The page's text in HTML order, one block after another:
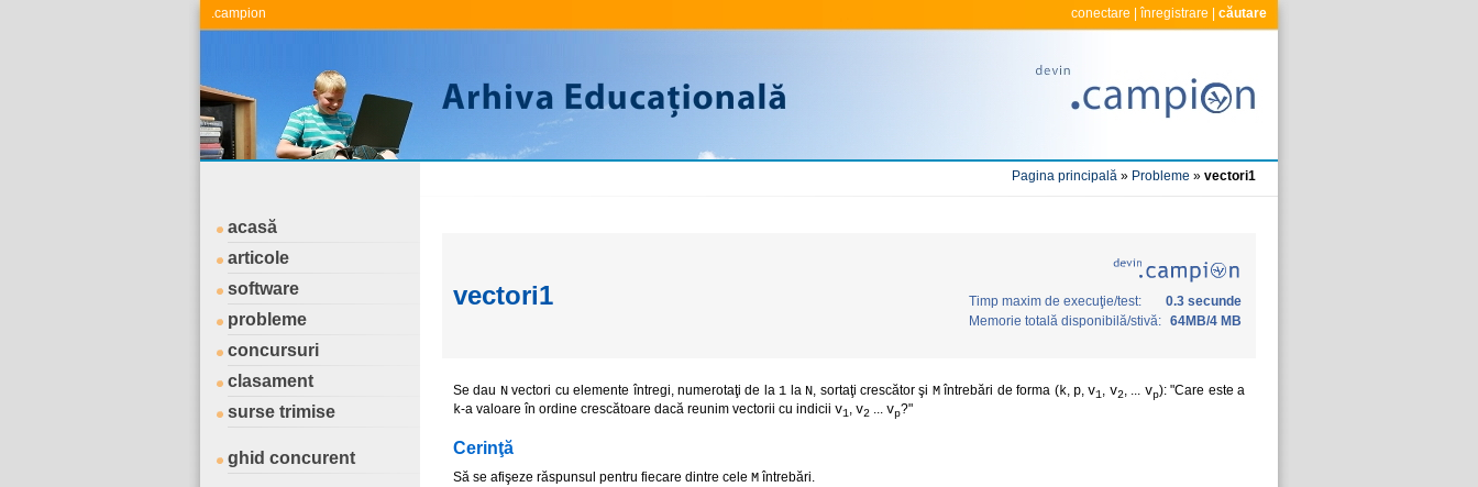
.campion conectare înregistrare căutare
Pagina principală » Probleme » vectori1
acasă
articole
software
probleme
concursuri
clasament
surse trimise
ghid concurent
vectori1 Timp maxim de execuţie/test:
0.3 secunde
Memorie totală disponibilă/stivă: 64MB/4 MB
Se dau Nvectori cu elemente întregi, numerotaţi de la1 la N, sortaţi crescător şi Mîntrebări de forma (k, p,v1, v2, ... vp): "Care este a
k-a valoare în ordine crescătoare dacă reunim vectorii cu indicii v1, v2 ... vp?"
Cerinţă
Să se afişeze răspunsul pentru fiecare dintre cele M întrebări.